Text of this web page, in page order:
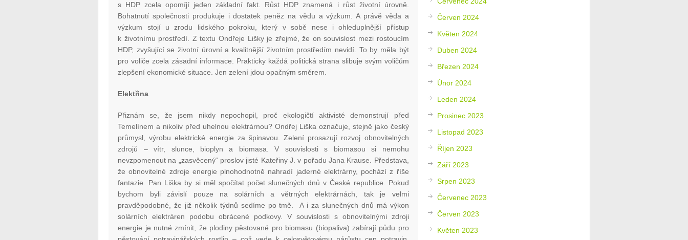
s HDP zcela opomíjí jeden základní fakt. Růst HDP znamená i růst životní úrovně.
Bohatnutí společnosti produkuje i dostatek peněz na vědu a výzkum. A právě věda a
výzkum stojí u zrodu lidského pokroku, který v sobě nese i ohleduplnější přístup
k životnímu prostředí. Z textu Ondřeje Lišky je zřejmé, že on souvislost mezi rostoucím
HDP, zvyšující se životní úrovní a kvalitnější životním prostředím nevidí. To by měla být
pro voliče zcela zásadní informace. Prakticky každá politická strana slibuje svým voličům
zlepšení ekonomické situace. Jen zelení jdou opačným směrem.
Elektřina
Přiznám se, že jsem nikdy nepochopil, proč ekologičtí aktivisté demonstrují před
Temelínem a nikoliv před uhelnou elektrárnou? Ondřej Liška označuje, stejně jako český
průmysl, výrobu elektrické energie za špinavou. Zelení prosazují rozvoj obnovitelných
zdrojů – vítr, slunce, bioplyn a biomasa. V souvislosti s biomasou si nemohu
nevzpomenout na „zasvěcený“ proslov jisté Kateřiny J. v pořadu Jana Krause. Představa,
že obnovitelné zdroje energie plnohodnotně nahradí jaderné elektrárny, pochází z říše
fantazie. Pan Liška by si měl spočítat počet slunečných dnů v České republice. Pokud
bychom byli závislí pouze na solárních a větrných elektrárnách, tak je velmi
pravděpodobné, že již několik týdnů sedíme po tmě. A i za slunečných dnů má výkon
solárních elektráren podobu obrácené podkovy. V souvislosti s obnovitelnými zdroji
energie je nutné zmínit, že plodiny pěstované pro biomasu (biopaliva) zabírají půdu pro
Červen 2024
Květen 2024
Duben 2024
Březen 2024
Únor 2024
Leden 2024
Prosinec 2023
Listopad 2023
Říjen 2023
Září 2023
Srpen 2023
Červenec 2023
Červen 2023
Květen 2023